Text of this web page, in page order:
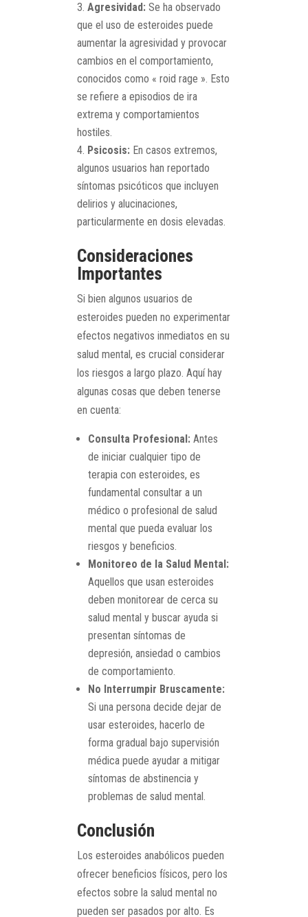
Agresividad: Se ha observado
que el uso de esteroides puede
aumentar la agresividad y provocar
cambios en el comportamiento,
conocidos como « roid rage ». Esto
se refiere a episodios de ira
extrema y comportamientos
hostiles.
Psicosis: En casos extremos,
algunos usuarios han reportado
síntomas psicóticos que incluyen
delirios y alucinaciones,
particularmente en dosis elevadas.
Consideraciones
Importantes
Si bien algunos usuarios de
esteroides pueden no experimentar
efectos negativos inmediatos en su
salud mental, es crucial considerar
los riesgos a largo plazo. Aquí hay
algunas cosas que deben tenerse
en cuenta:
Consulta Profesional: Antes
de iniciar cualquier tipo de
terapia con esteroides, es
fundamental consultar a un
médico o profesional de salud
mental que pueda evaluar los
riesgos y beneficios.
Monitoreo de la Salud Mental:
Aquellos que usan esteroides
deben monitorear de cerca su
salud mental y buscar ayuda si
presentan síntomas de
depresión, ansiedad o cambios
de comportamiento.
No Interrumpir Bruscamente:
Si una persona decide dejar de
usar esteroides, hacerlo de
forma gradual bajo supervisión
médica puede ayudar a mitigar
síntomas de abstinencia y
problemas de salud mental.
Conclusión
Los esteroides anabólicos pueden
ofrecer beneficios físicos, pero los
efectos sobre la salud mental no
pueden ser pasados por alto. Es